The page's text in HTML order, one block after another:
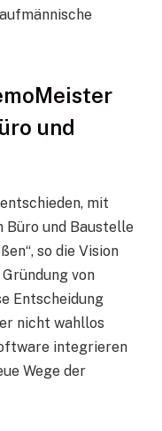
und
mit
Büro und Baustelle
so die Vision
von
Entscheidung
nicht wahllos
integrieren
Wege der